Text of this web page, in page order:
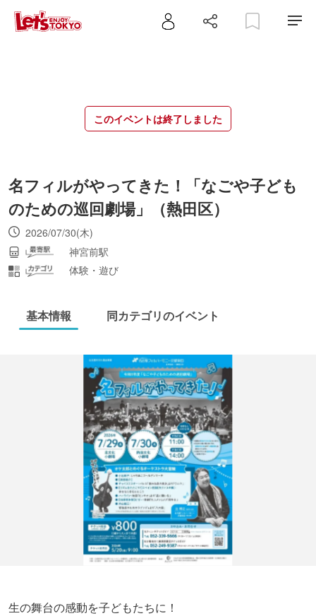
このイベントは終了しました
名フィルがやってきた！「なごや子ども
のための巡回劇場」（熱田区）
2026/07/30(木)
神宮前駅
体験・遊び
基本情報 同カテゴリのイベント
生の舞台の感動を子どもたちに！